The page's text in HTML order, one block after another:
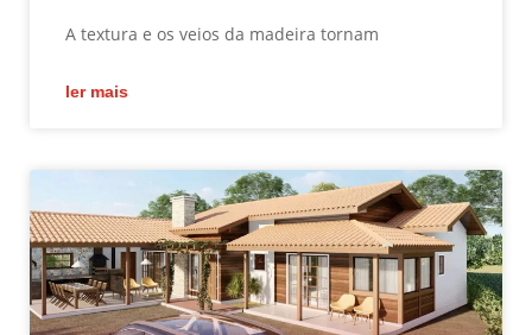
A textura e os veios da madeira tornam
ler mais